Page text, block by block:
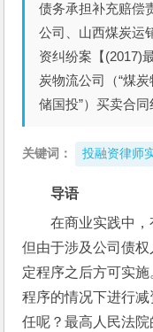
债务承担补充赔偿
公司、山西煤炭运
资纠纷案【(2017)
炭物流公司（“煤
储国投”）买卖合同
关键词： 投融资律师
导语
在商业实践中，
但由于涉及公司债
定程序之后方可实
程序的情况下进行
任呢？最高人民法